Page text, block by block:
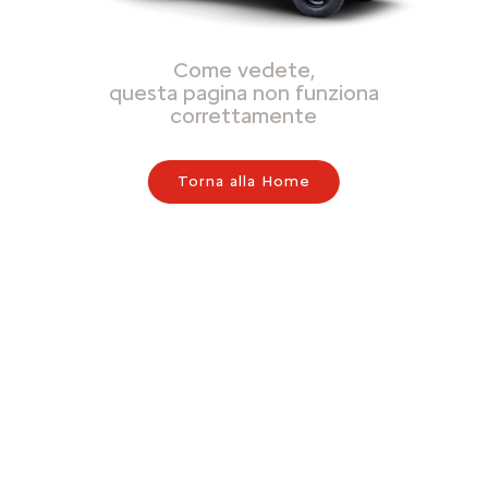
Come vedete,
questa pagina non funziona
correttamente
Torna alla Home